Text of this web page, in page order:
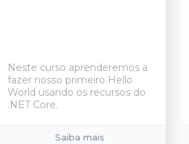
Neste curso aprenderemos a
fazer nosso primeiro Hello
World usando os recursos do
.NET Core.
Saiba mais